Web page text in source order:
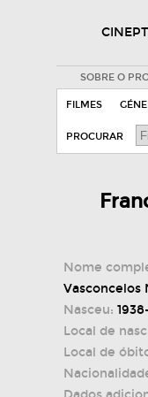
CINEPT
SOBRE O
FILMES
PROCURAR
Nome
Vasconcelos
Nasceu:
Local de
Local de